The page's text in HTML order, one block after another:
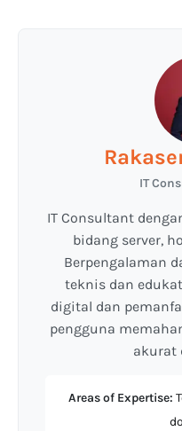
IT
IT Consultant
bidang server,
Berpengalaman
teknis dan
digital dan
pengguna
akurat
Areas of Expertise: